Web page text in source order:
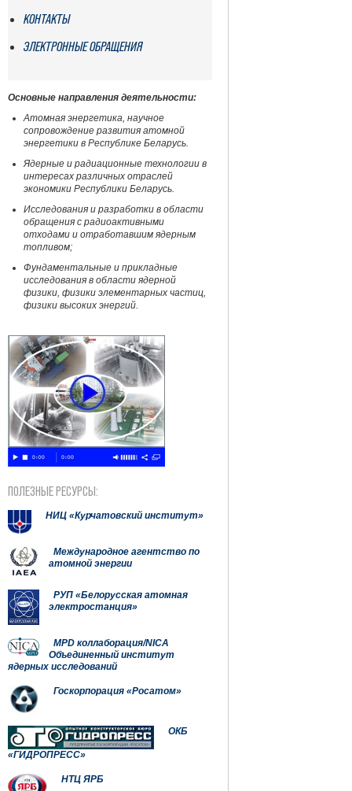
КОНТАКТЫ
ЭЛЕКТРОННЫЕ ОБРАЩЕНИЯ
Основные направления деятельности:
Атомная энергетика, научное
сопровождение развития атомной
энергетики в Республике Беларусь.
Ядерные и радиационные технологии в
интересах различных отраслей
экономики Республики Беларусь.
Исследования и разработки в области
обращения с радиоактивными
отходами и отработавшим ядерным
топливом;
Фундаментальные и прикладные
исследования в области ядерной
физики, физики элементарных частиц,
физики высоких энергий.
ПОЛЕЗНЫЕ РЕСУРСЫ:
НИЦ «Курчатовский институт»
Международное агентство по
атомной энергии
РУП «Белорусская атомная
электростанция»
MPD коллаборация/NICA
Объединенный институт
ядерных исследований
Госкорпорация «Росатом»
ОКБ
«ГИДРОПРЕСС»
НТЦ ЯРБ